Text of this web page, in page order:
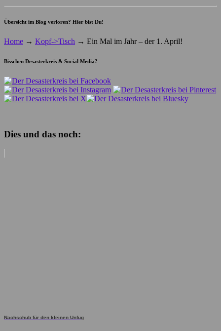
Übersicht im Blog verloren? Hier bist Du!
Home → Kopf->Tisch → Ein Mal im Jahr – der 1. April!
Bisschen Desasterkreis & Social Media?
Dies und das noch:
Nachschub für den kleinen Unfug